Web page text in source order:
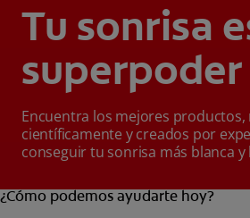
Tu sonrisa
superpoder
Encuentra los mejores productos,
científicamente y creados por
conseguir tu sonrisa más blanca
¿Cómo podemos ayudarte hoy?